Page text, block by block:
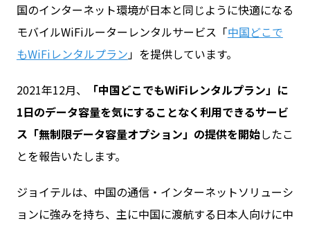
お問い合わせ
ログイン
WiFiレンタルプランお申し込み
国のインターネット環境が日本と同じように快適になる
モバイルWiFiルーターレンタルサービス「中国どこで
もWiFiレンタルプラン」を提供しています。
2021年12月、
「中国どこでもWiFiレンタルプラン」に
1日のデータ容量を気にすることなく利用できるサービ
ス「無制限データ容量オプション」の提供を開始したこ
とを報告いたします。
ジョイテルは、中国の通信・インターネットソリューシ
ョンに強みを持ち、主に中国に渡航する日本人向けに中